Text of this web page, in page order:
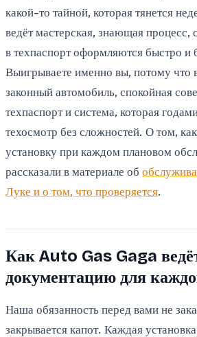
какой-то тайной, которая тянется
ведёт мастерская, знающая процесс,
в техпаспорт оформляются быстро и
Выигрываете именно вы, потому что
законный автомобиль, спокойная
техпаспорт и система, которая
техосмотр без сложностей. О том,
установку при каждом плановом
рассказали в материале об
Луке и о том, что проверяется.
Как Auto Gas Gaga
документацию для
Наша обязанность перед вами не
закрывается капот. Каждая